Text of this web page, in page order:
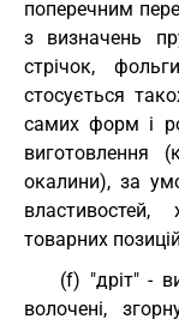
поперечним
з визначень
стрічок,
стосується
самих форм і
виготовлення
окалини), за
товарних
(f) "дріт" -
волочені,